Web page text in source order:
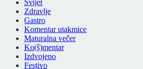
Svijet
Zdravlje
Gastro
Komentar utakmice
Maturalna večer
Ko(š)mentar
Izdvojeno
Festivo